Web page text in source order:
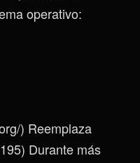
operativo:
) Reemplaza
Durante más